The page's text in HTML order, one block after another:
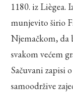
1180. iz Liègea.
munjevito širio
Njemačkom, da
svakom većem
Sačuvani zapisi
samoodržive